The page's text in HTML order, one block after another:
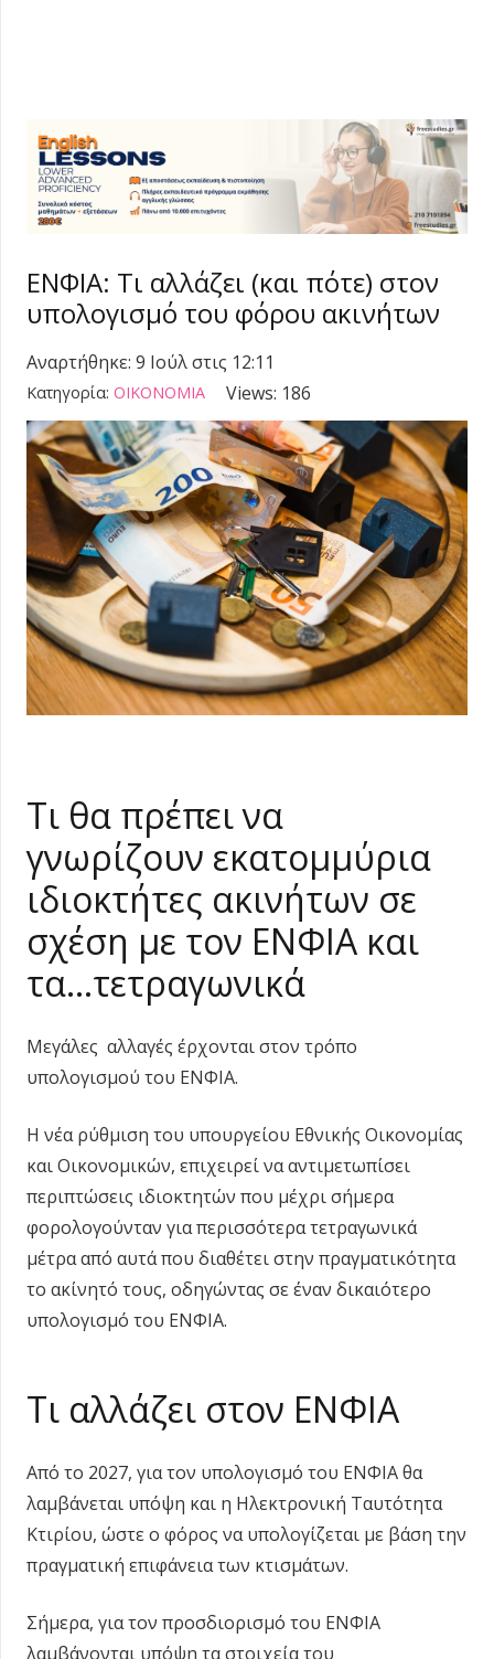
ΕΝΦΙΑ: Τι αλλάζει (και πότε) στον
υπολογισμό του φόρου ακινήτων
Αναρτήθηκε: 9 Ιούλ στις 12:11
Κατηγορία: ΟΙΚΟΝΟΜΙΑ Views: 186
Τι θα πρέπει να
γνωρίζουν εκατομμύρια
ιδιοκτήτες ακινήτων σε
σχέση με τον ΕΝΦΙΑ και
τα…τετραγωνικά
Μεγάλες αλλαγές έρχονται στον τρόπο
υπολογισμού του ΕΝΦΙΑ.
Η νέα ρύθμιση του υπουργείου Εθνικής Οικονομίας
και Οικονομικών, επιχειρεί να αντιμετωπίσει
περιπτώσεις ιδιοκτητών που μέχρι σήμερα
φορολογούνταν για περισσότερα τετραγωνικά
μέτρα από αυτά που διαθέτει στην πραγματικότητα
το ακίνητό τους, οδηγώντας σε έναν δικαιότερο
υπολογισμό του ΕΝΦΙΑ.
Τι αλλάζει στον ΕΝΦΙΑ
Από το 2027, για τον υπολογισμό του ΕΝΦΙΑ θα
λαμβάνεται υπόψη και η Ηλεκτρονική Ταυτότητα
Κτιρίου, ώστε ο φόρος να υπολογίζεται με βάση την
πραγματική επιφάνεια των κτισμάτων.
Σήμερα, για τον προσδιορισμό του ΕΝΦΙΑ
λαμβάνονται υπόψη τα στοιχεία του